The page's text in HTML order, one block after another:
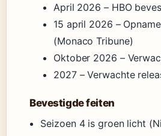
April 2026 – HBO
15 april 2026 –
(Monaco Tribune)
Oktober 2026 –
2027– Verwachte
Bevestigde feiten
Seizoen 4 is groen licht